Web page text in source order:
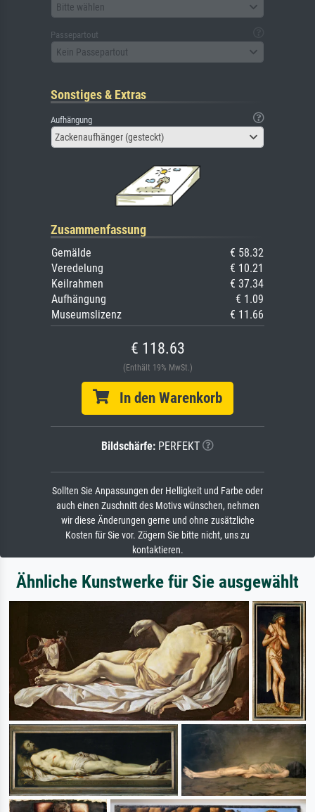
Bitte wählen
Passepartout
Kein Passepartout
Sonstiges & Extras
Aufhängung
Zackenaufhänger (gesteckt)
Zusammenfassung
Gemälde
€ 58.32
Veredelung
€ 10.21
Keilrahmen
€ 37.34
Aufhängung
€ 1.09
Museumslizenz
€ 11.66
€ 118.63
(Enthält 19% MwSt.)
In den Warenkorb
Bildschärfe: PERFEKT
Sollten Sie Anpassungen der Helligkeit und Farbe oder
auch einen Zuschnitt des Motivs wünschen, nehmen
wir diese Änderungen gerne und ohne zusätzliche
Kosten für Sie vor. Zögern Sie bitte nicht, uns zu
kontaktieren.
Ähnliche Kunstwerke für Sie ausgewählt